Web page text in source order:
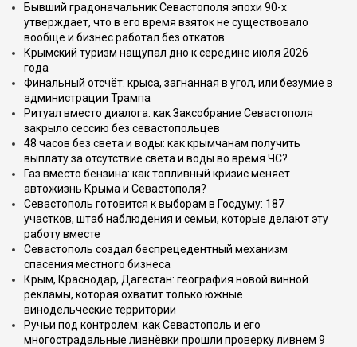
Бывший градоначальник Севастополя эпохи 90-х
утверждает, что в его время взяток не существовало
вообще и бизнес работал без откатов
Крымский туризм нащупал дно к середине июля 2026
года
Финальный отсчёт: крыса, загнанная в угол, или безумие в
администрации Трампа
Ритуал вместо диалога: как Заксобрание Севастополя
закрыло сессию без севастопольцев
48 часов без света и воды: как крымчанам получить
выплату за отсутствие света и воды во время ЧС?
Газ вместо бензина: как топливный кризис меняет
автожизнь Крыма и Севастополя?
Севастополь готовится к выборам в Госдуму: 187
участков, штаб наблюдения и семьи, которые делают эту
работу вместе
Севастополь создал беспрецедентный механизм
спасения местного бизнеса
Крым, Краснодар, Дагестан: география новой винной
рекламы, которая охватит только южные
винодельческие территории
Ручьи под контролем: как Севастополь и его
многострадальные ливнёвки прошли проверку ливнем 9